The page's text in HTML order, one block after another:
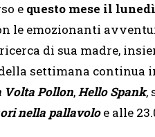
e questo mese il
le emozionanti
di sua madre,
settimana continua
Volta Pollon,Hello Spank,
nella pallavoloe alle